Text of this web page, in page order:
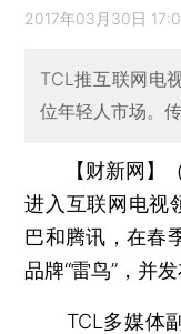
2017年03月30日
TCL推互联网电
位年轻人市场。
【财新网】
进入互联网电视
巴和腾讯，在春
品牌“雷鸟”，并
TCL多媒体副